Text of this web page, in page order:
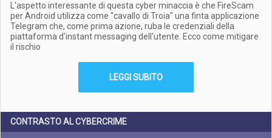
L'aspetto interessante di questa cyber minaccia è che FireScam
per Android utilizza come "cavallo di Troia" una finta applicazione
Telegram che, come prima azione, ruba le credenziali della
piattaforma d'instant messaging dell'utente. Ecco come mitigare
il rischio
LEGGI SUBITO
CONTRASTO AL CYBERCRIME